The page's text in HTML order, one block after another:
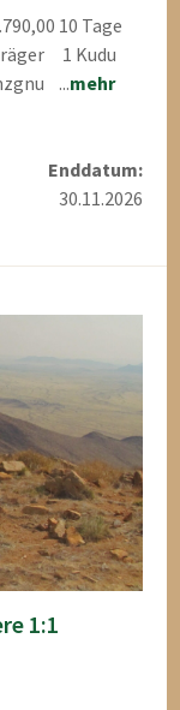
10 Tage
1 Kudu
...mehr
Enddatum:
30.11.2026
1:1